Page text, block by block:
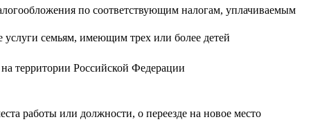
по соответствующим налогам, уплачиваемым
семьям, имеющим трех или более детей
территории Российской Федерации
работы или должности, о переезде на новое место